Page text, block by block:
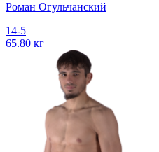
Роман Огульчанский
14-5
65.80 кг